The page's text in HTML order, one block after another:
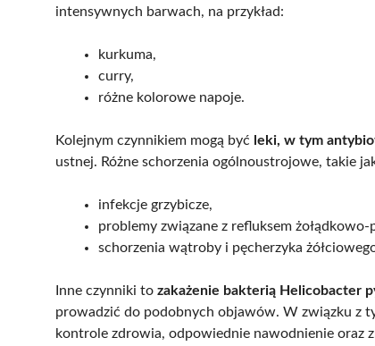
intensywnych barwach, na przykład:
kurkuma,
curry,
różne kolorowe napoje.
Kolejnym czynnikiem mogą być leki, w tym
ustnej. Różne schorzenia ogólnoustrojowe, takie
infekcje grzybicze,
problemy związane z refluksem żołądkowo-
schorzenia wątroby i pęcherzyka
Inne czynniki to zakażenie bakterią Helicobacter
prowadzić do podobnych objawów. W związku z
kontrole zdrowia, odpowiednie nawodnienie oraz